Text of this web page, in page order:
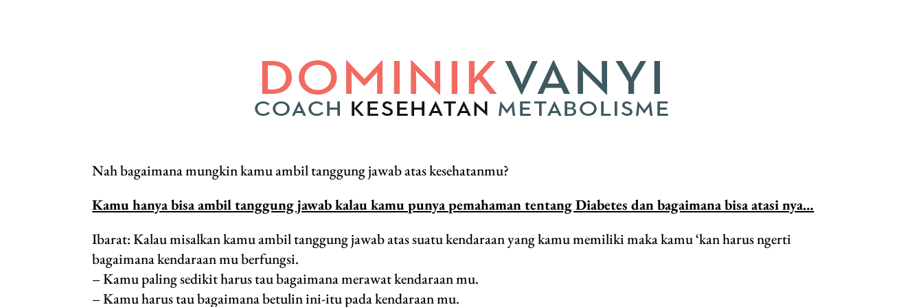
Nah bagaimana mungkin kamu ambil tanggung jawab atas kesehatanmu?
Kamu hanya bisa ambil tanggung jawab kalau kamu punya pemahaman tentang Diabetes dan bagaimana bisa atasi nya…
Ibarat: Kalau misalkan kamu ambil tanggung jawab atas suatu kendaraan yang kamu memiliki maka kamu ‘kan harus ngerti
bagaimana kendaraan mu berfungsi.
– Kamu paling sedikit harus tau bagaimana merawat kendaraan mu.
– Kamu harus tau bagaimana betulin ini-itu pada kendaraan mu.